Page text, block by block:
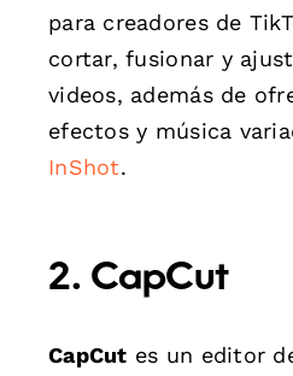
para creadores de
cortar, fusionar y
videos, además de
efectos y música
InShot.
2. CapCut
CapCut es un editor